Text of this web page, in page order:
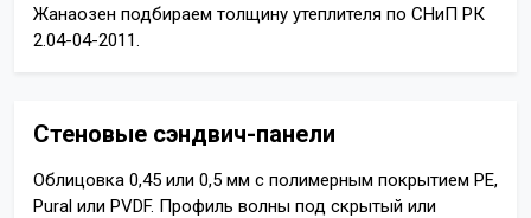
Жанаозен подбираем толщину утеплителя по СНиП РК
2.04-04-2011.
Стеновые сэндвич-панели
Облицовка 0,45 или 0,5 мм с полимерным покрытием PE,
Pural или PVDF. Профиль волны под скрытый или